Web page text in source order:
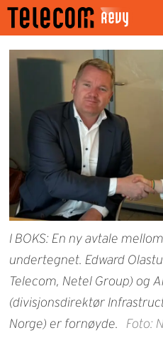
I BOKS: En ny avtale
undertegnet. Edward
Telecom, Netel Group) og
(divisjonsdirektør
Norge) er fornøyde.
Foto: